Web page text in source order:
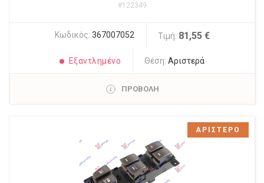
#122349
Κωδικός: 367007052 Τιμή: 81,55 €
Εξαντλημένο Θέση:Αριστερά
ΠΡΟΒΟΛΗ
ΑΡΙΣΤΕΡΟ